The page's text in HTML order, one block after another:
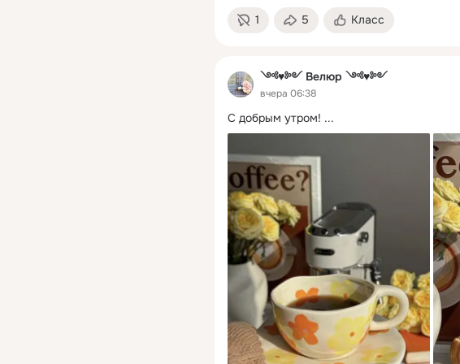
1 5 Класс
༺♥༻ Велюр ༺♥༻
вчера 06:38
С добрым утром! ...